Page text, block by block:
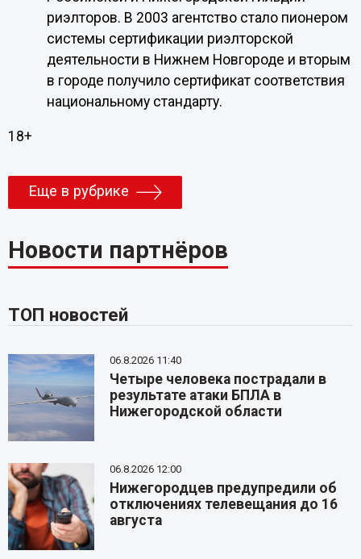
риэлторов. В 2003 агентство стало пионером
системы сертификации риэлторской
деятельности в Нижнем Новгороде и вторым
в городе получило сертификат соответствия
национальному стандарту.
18+
Еще в рубрике
Новости партнёров
ТОП новостей
06.8.2026 11:40
Четыре человека пострадали в
результате атаки БПЛА в
Нижегородской области
06.8.2026 12:00
Нижегородцев предупредили об
отключениях телевещания до 16
августа